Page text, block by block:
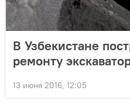
В Узбекистане
ремонту
13 июня 2016, 12:05